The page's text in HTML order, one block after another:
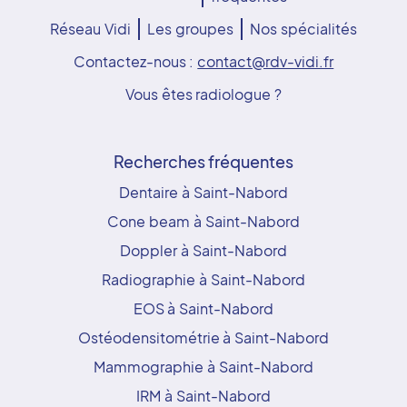
Réseau Vidi
Les groupes
Nos spécialités
Contactez-nous : contact@rdv-vidi.fr
Vous êtes radiologue ?
Recherches fréquentes
Dentaire à Saint-Nabord
Cone beam à Saint-Nabord
Doppler à Saint-Nabord
Radiographie à Saint-Nabord
EOS à Saint-Nabord
Ostéodensitométrie à Saint-Nabord
Mammographie à Saint-Nabord
IRM à Saint-Nabord